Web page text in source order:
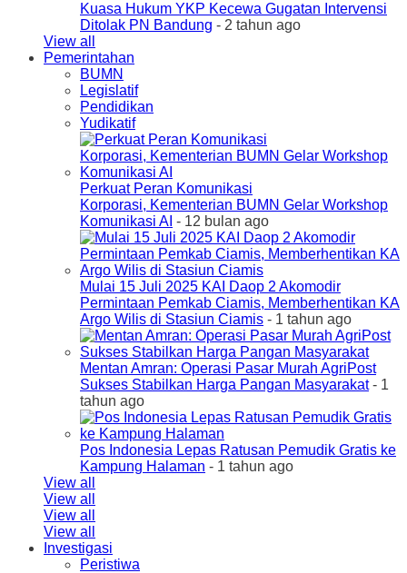
Kuasa Hukum YKP Kecewa Gugatan Intervensi
Ditolak PN Bandung - 2 tahun ago
View all
Pemerintahan
BUMN
Legislatif
Pendidikan
Yudikatif
Perkuat Peran Komunikasi
Korporasi, Kementerian BUMN Gelar Workshop
Komunikasi AI - 12 bulan ago
Mulai 15 Juli 2025 KAI Daop 2 Akomodir
Permintaan Pemkab Ciamis, Memberhentikan KA
Argo Wilis di Stasiun Ciamis - 1 tahun ago
Mentan Amran: Operasi Pasar Murah AgriPost
Sukses Stabilkan Harga Pangan Masyarakat- 1
tahun ago
Pos Indonesia Lepas Ratusan Pemudik Gratis ke
Kampung Halaman - 1 tahun ago
View all
View all
View all
View all
Investigasi
Peristiwa